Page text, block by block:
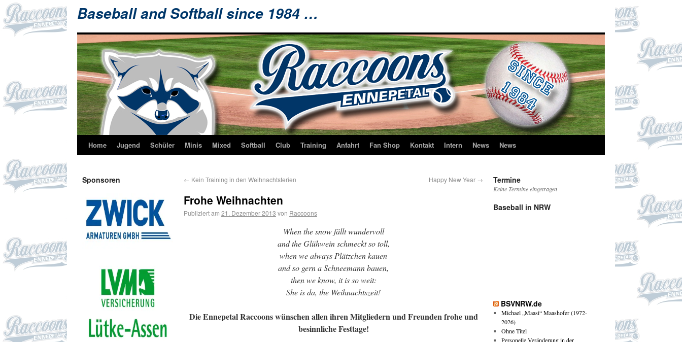
Baseball and Softball since 1984 …
Home Jugend Schüler Minis Mixed Softball Club Training Anfahrt Fan Shop Kontakt Intern News News
← Kein Training in den Weihnachtsferien Happy New Year →
Frohe Weihnachten
Publiziert am 21. Dezember 2013 von Raccoons
When the snow fällt wundervoll
and the Glühwein schmeckt so toll,
when we always Plätzchen kauen
and so gern a Schneemann bauen,
then we know, it is so weit:
She is da, the Weihnachtszeit!
Die Ennepetal Raccoons wünschen allen ihren Mitgliedern und Freunden frohe und
besinnliche Festtage!
Sponsoren Termine
Keine Termine eingetragen
Baseball in NRW
BSVNRW.de
Michael „Maasi“ Maashofer (1972-
2026)
Ohne Titel
Personelle Veränderung in der